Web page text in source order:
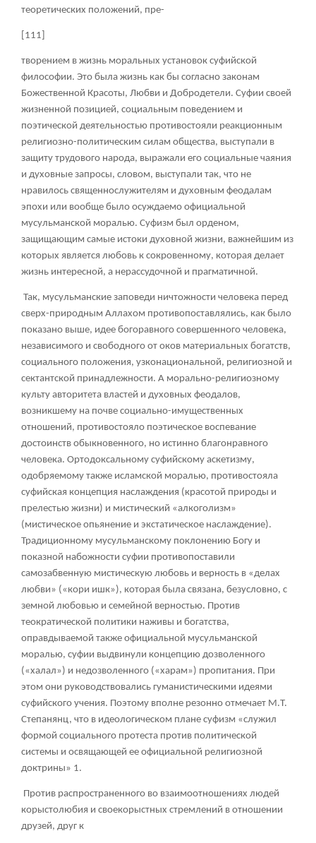
теоретических положений, пре-
[111]
творением в жизнь моральных установок суфийской
философии. Это была жизнь как бы согласно законам
Божественной Красоты, Любви и Добродетели. Суфии своей
жизненной позицией, социальным поведением и
поэтической деятельностью противостояли реакционным
религиозно-политическим силам общества, выступали в
защиту трудового народа, выражали его социальные чаяния
и духовные запросы, словом, выступали так, что не
нравилось священнослужителям и духовным феодалам
эпохи или вообще было осуждаемо официальной
мусульманской моралью. Суфизм был орденом,
защищающим самые истоки духовной жизни, важнейшим из
которых является любовь к сокровенному, которая делает
жизнь интересной, а нерассудочной и прагматичной.
Так, мусульманские заповеди ничтожности человека перед
сверх-природным Аллахом противопоставлялись, как было
показано выше, идее богоравного совершенного человека,
независимого и свободного от оков материальных богатств,
социального положения, узконациональной, религиозной и
сектантской принадлежности. А морально-религиозному
культу авторитета властей и духовных феодалов,
возникшему на почве социально-имущественных
отношений, противостояло поэтическое воспевание
достоинств обыкновенного, но истинно благонравного
человека. Ортодоксальному суфийскому аскетизму,
одобряемому также исламской моралью, противостояла
суфийская концепция наслаждения (красотой природы и
прелестью жизни) и мистический «алкоголизм»
(мистическое опьянение и экстатическое наслаждение).
Традиционному мусульманскому поклонению Богу и
показной набожности суфии противопоставили
самозабвенную мистическую любовь и верность в «делах
любви» («кори ишк»), которая была связана, безусловно, с
земной любовью и семейной верностью. Против
теократической политики наживы и богатства,
оправдываемой также официальной мусульманской
моралью, суфии выдвинули концепцию дозволенного
(«халал») и недозволенного («харам») пропитания. При
этом они руководствовались гуманистическими идеями
суфийского учения. Поэтому вполне резонно отмечает М.Т.
Степанянц, что в идеологическом плане суфизм «служил
формой социального протеста против политической
системы и освящающей ее официальной религиозной
доктрины» 1.
Против распространенного во взаимоотношениях людей
корыстолюбия и своекорыстных стремлений в отношении
друзей, друг к